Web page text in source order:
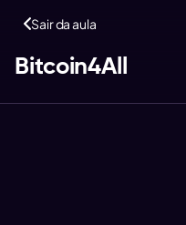
Sair da aula
Bitcoin4All